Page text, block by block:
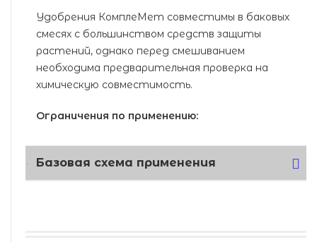
Удобрения КомплеМет совместимы в баковых
смесях с большинством средств защиты
растений, однако перед смешиванием
необходима предварительная проверка на
химическую совместимость.
Ограничения по применению:
Базовая схема применения